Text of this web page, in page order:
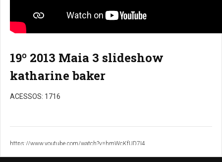
19º 2013 Maia 3 slideshow
katharine baker
ACESSOS: 1716
https://www.youtube.com/watch?v=hmWcKfUD7I4